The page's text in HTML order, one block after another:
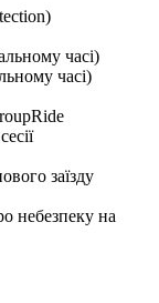
часі)
часі)
заїзду
небезпеку на